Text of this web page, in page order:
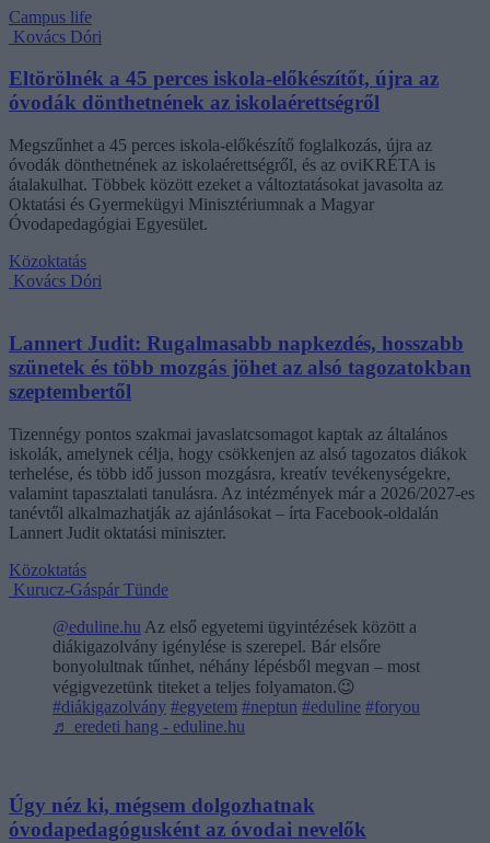
Campus life
Kovács Dóri
Eltörölnék a 45 perces iskola-előkészítőt, újra az
óvodák dönthetnének az iskolaérettségről
Megszűnhet a 45 perces iskola-előkészítő foglalkozás, újra az
óvodák dönthetnének az iskolaérettségről, és az oviKRÉTA is
átalakulhat. Többek között ezeket a változtatásokat javasolta az
Oktatási és Gyermekügyi Minisztériumnak a Magyar
Óvodapedagógiai Egyesület.
Közoktatás
Kovács Dóri
Lannert Judit: Rugalmasabb napkezdés, hosszabb
szünetek és több mozgás jöhet az alsó tagozatokban
szeptembertől
Tizennégy pontos szakmai javaslatcsomagot kaptak az általános
iskolák, amelynek célja, hogy csökkenjen az alsó tagozatos diákok
terhelése, és több idő jusson mozgásra, kreatív tevékenységekre,
valamint tapasztalati tanulásra. Az intézmények már a 2026/2027-es
tanévtől alkalmazhatják az ajánlásokat – írta Facebook-oldalán
Lannert Judit oktatási miniszter.
Közoktatás
Kurucz-Gáspár Tünde
@eduline.hu Az első egyetemi ügyintézések között a
diákigazolvány igénylése is szerepel. Bár elsőre
bonyolultnak tűnhet, néhány lépésből megvan – most
végigvezetünk titeket a teljes folyamaton.😉
#diákigazolvány #egyetem #neptun #eduline #foryou
♬ eredeti hang - eduline.hu
Úgy néz ki, mégsem dolgozhatnak
óvodapedagógusként az óvodai nevelők